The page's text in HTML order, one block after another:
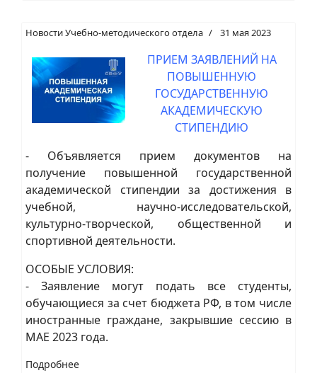
Новости Учебно-методического отдела 31 мая 2023
ПРИЕМ ЗАЯВЛЕНИЙ НА
ПОВЫШЕННУЮ
ГОСУДАРСТВЕННУЮ
АКАДЕМИЧЕСКУЮ
СТИПЕНДИЮ
- Объявляется прием документов на
получение повышенной государственной
академической стипендии за достижения в
учебной, научно-исследовательской,
культурно-творческой, общественной и
спортивной деятельности.
ОСОБЫЕ УСЛОВИЯ:
- Заявление могут подать все студенты,
обучающиеся за счет бюджета РФ, в том числе
иностранные граждане, закрывшие сессию в
МАЕ 2023 года.
Подробнее